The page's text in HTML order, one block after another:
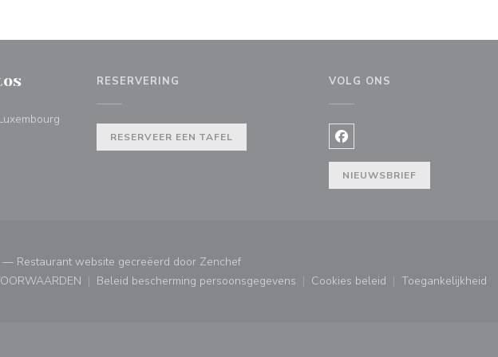
RESERVERING
RESERVEER EEN TAFEL
VOLG ONS
Facebook ((opent in een
NIEUWSBRIEF
Restaurant website gecreëerd door Zenchef((opent in een nieuw venster))
venster))
((opent in een nieuw venster))
Beleid bescherming persoonsgegevens
((opent in een nieuw venster))
Cookies beleid
((opent in een nieuw venster))
Toegankelijkheid
((opent in